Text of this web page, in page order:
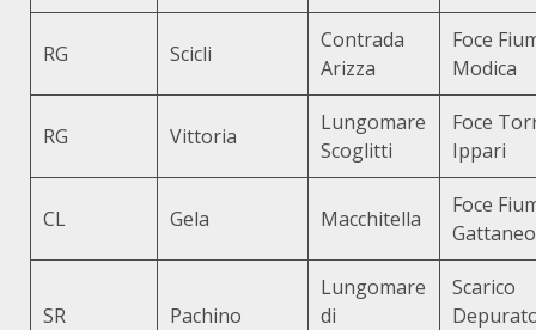
RG Scicli
Contrada
Arizza
Foce
Modica
RG Vittoria
Lungomare
Scoglitti
Foce
Ippari
CL Gela Macchitella
Foce
Gattaneo
SR Pachino
Lungomare
di
Scarico